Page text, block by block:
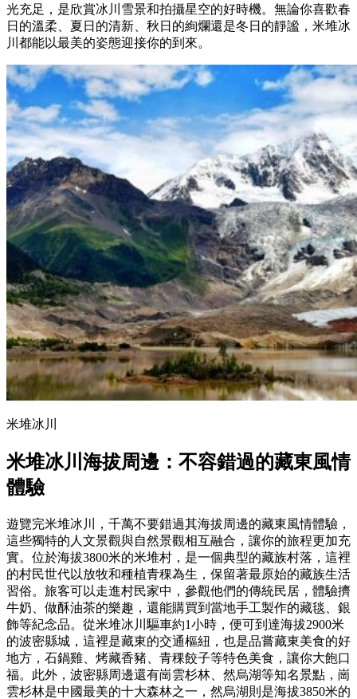
光充足，是欣賞冰川雪景和拍攝星空的好時機。無論你喜歡春
日的溫柔、夏日的清新、秋日的絢爛還是冬日的靜謐，米堆冰
川都能以最美的姿態迎接你的到來。
米堆冰川
米堆冰川海拔周邊：不容錯過的藏東風情
體驗
遊覽完米堆冰川，千萬不要錯過其海拔周邊的藏東風情體驗，
這些獨特的人文景觀與自然景觀相互融合，讓你的旅程更加充
實。位於海拔3800米的米堆村，是一個典型的藏族村落，這裡
的村民世代以放牧和種植青稞為生，保留著最原始的藏族生活
習俗。旅客可以走進村民家中，參觀他們的傳統民居，體驗擠
牛奶、做酥油茶的樂趣，還能購買到當地手工製作的藏毯、銀
飾等紀念品。從米堆冰川驅車約1小時，便可到達海拔2900米
的波密縣城，這裡是藏東的交通樞紐，也是品嘗藏東美食的好
地方，石鍋雞、烤藏香豬、青稞餃子等特色美食，讓你大飽口
福。此外，波密縣周邊還有崗雲杉林、然烏湖等知名景點，崗
雲杉林是中國最美的十大森林之一，然烏湖則是海拔3850米的